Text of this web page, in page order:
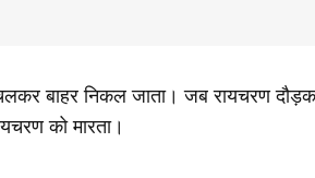
बाहर निकल जाता। जब रायचरण
को मारता।